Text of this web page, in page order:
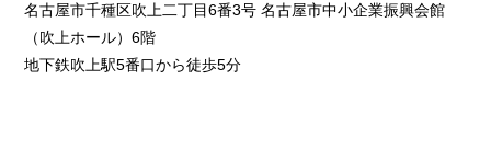
名古屋市千種区吹上二丁目6番3号 名古屋市中小企業振興会館
（吹上ホール）6階
地下鉄吹上駅5番口から徒歩5分